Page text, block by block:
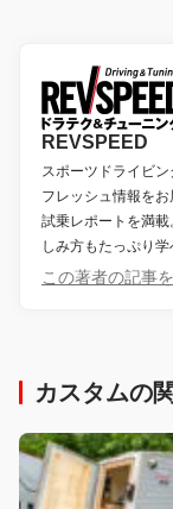
REVSPEED
スポーツドライビ
フレッシュ情報を
試乗レポートを満
しみ方もたっぷり学
この著者の記事
カスタムの